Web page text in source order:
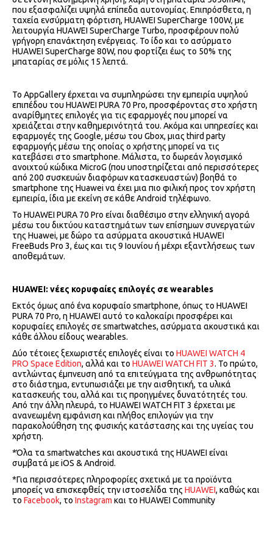
που εξασφαλίζει υψηλά επίπεδα αυτονομίας. Επιπρόσθετα, η
ταχεία ενσύρματη φόρτιση, HUAWEI SuperCharge 100W, με
λειτουργία HUAWEI SuperCharge Turbo, προσφέρουν πολύ
γρήγορη επανάκτηση ενέργειας. Το ίδο και το ασύρματο
HUAWEI SuperCharge 80W, που φορτίζει έως το 50% της
μπαταρίας σε μόλις 15 λεπτά.
Το AppGallery έρχεται να συμπληρώσει την εμπειρία υψηλού
επιπέδου του HUAWEI PURA 70 Pro, προσφέροντας στο χρήστη
αναρίθμητες επιλογές για τις εφαρμογές που μπορεί να
χρειάζεται στην καθημερινότητά του. Ακόμα και υπηρεσίες και
εφαρμογές της Google, μέσω του Gbox, μιας third party
εφαρμογής μέσω της οποίας ο χρήστης μπορεί να τις
κατεβάσει στο smartphone. Μάλιστα, το δωρεάν λογισμικό
ανοιχτού κώδικα MicroG (που υποστηρίζεται από περισσότερες
από 200 συσκευών διαφόρων κατασκευαστών) βοηθά το
smartphone της Huawei να έχει μια πιο φιλική προς τον χρήστη
εμπειρία, ίδια με εκείνη σε κάθε Android τηλέφωνo.
Το HUAWEI PURA 70 Pro είναι διαθέσιμο στην ελληνική αγορά
μέσω του δικτύου καταστημάτων των επίσημων συνεργατών
της Huawei, με δώρο τα ασύρματα ακουστικά HUAWEI
FreeBuds Pro 3, έως και τις 9 Ιουνίου ή μέχρι εξαντλήσεως των
αποθεμάτων.
HUAWEI: νέες κορυφαίες επιλογές σεwearables
Εκτός όμως από ένα κορυφαίο smartphone, όπως το HUAWEI
PURA 70 Pro, η HUAWEI αυτό το καλοκαίρι προσφέρει και
κορυφαίες επιλογές σε smartwatches, ασύρματα ακουστικά και
κάθε άλλου είδους wearables.
Δύο τέτοιες ξεχωριστές επιλογές είναι το HUAWEI WATCH 4
PRO Space Edition, αλλά και το HUAWEI WATCH FIT 3. Το πρώτο,
αντλώντας έμπνευση από τα επιτεύγματα της ανθρωπότητας
στο διάστημα, εντυπωσιάζει με την αισθητική, τα υλικά
κατασκευής του, αλλά και τις προηγμένες δυνατότητές του.
Από την άλλη πλευρά, το HUAWEI WATCH FIT 3 έρχεται με
ανανεωμένη εμφάνιση και πλήθος επιλογών για την
παρακολούθηση της φυσικής κατάστασης και της υγείας του
χρήστη.
*Όλα τα smartwatches και ακουστικά της HUAWEI είναι
συμβατά με iOS & Android.
*Για περισσότερες πληροφορίες σχετικά με τα προϊόντα
μπορείς να επισκεφθείς την ιστοσελίδα της HUAWEI, καθώς και
το Facebook, το Instagram και το HUAWEI Community